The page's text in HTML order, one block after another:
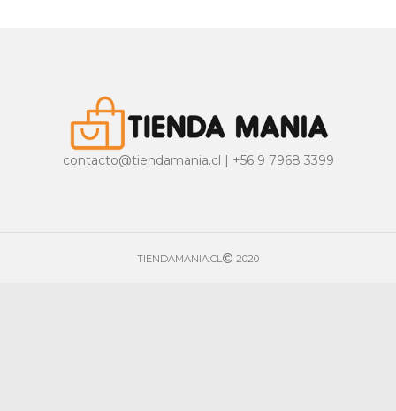
contacto@tiendamania.cl | +56 9 7968 3399
TIENDAMANIA.CL 2020